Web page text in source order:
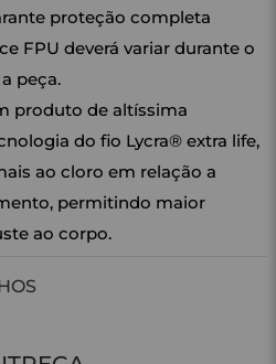
proteção completa
FPU deverá variar durante o
peça.
produto de altíssima
do fio Lycra® extra life,
ao cloro em relação a
permitindo maior
ao corpo.